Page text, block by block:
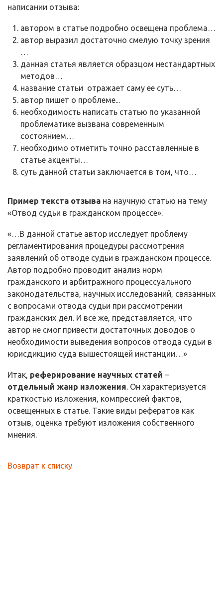
написании отзыва:
автором в статье подробно освещена проблема…
автор выразил достаточно смелую точку зрения
данная статья является образцом нестандартных
методов…
название статьи отражает саму ее суть…
автор пишет о проблеме...
необходимость написать статью по указанной
проблематике вызвана современным
состоянием…
необходимо отметить точно расставленные в
статье акценты…
суть данной статьи заключается в том, что…
Пример текста отзыва на научную статью на тему
«Отвод судьи в гражданском процессе».
«…В данной статье автор исследует проблему
регламентирования процедуры рассмотрения
заявлений об отводе судьи в гражданском процессе.
Автор подробно проводит анализ норм
гражданского и арбитражного процессуального
законодательства, научных исследований, связанных
с вопросами отвода судьи при рассмотрении
гражданских дел. И все же, представляется, что
автор не смог привести достаточных доводов о
необходимости выведения вопросов отвода судьи в
юрисдикцию суда вышестоящей инстанции…»
Итак, реферирование научных статей –
отдельный жанр изложения . Он характеризуется
краткостью изложения, компрессией фактов,
освещенных в статье. Такие виды рефератов как
отзыв, оценка требуют изложения собственного
мнения.
Возврат к списку